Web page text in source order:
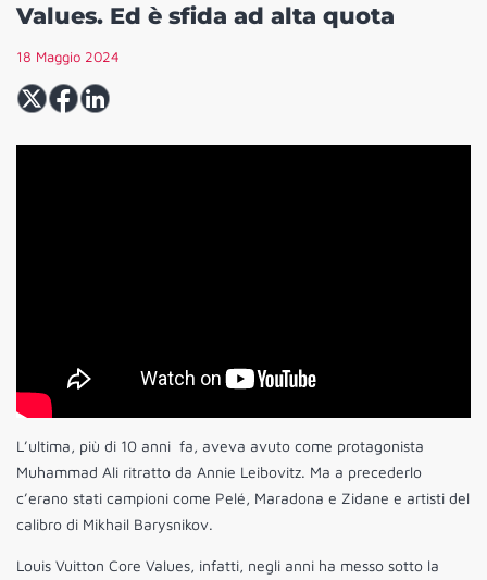
Values. Ed è sfida ad alta quota
18 Maggio 2024
L’ultima, più di 10 anni fa, aveva avuto come protagonista
Muhammad Ali ritratto da Annie Leibovitz. Ma a precederlo
c’erano stati campioni come Pelé, Maradona e Zidane e artisti del
calibro di Mikhail Barysnikov.
Louis Vuitton Core Values, infatti, negli anni ha messo sotto la